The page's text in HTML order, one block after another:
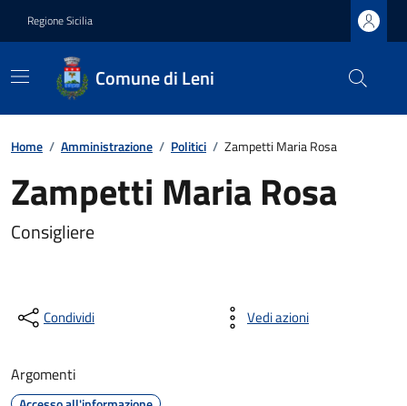
Regione Sicilia
Comune di Leni
Home / Amministrazione / Politici / Zampetti Maria Rosa
Zampetti Maria Rosa
Consigliere
Condividi Vedi azioni
Argomenti